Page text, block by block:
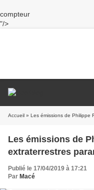
compteur
"/>
Accueil » Les émissions de Philippe
Les émissions de
extraterrestres
Publié le 17/04/2019 à 17:21
Par Macé